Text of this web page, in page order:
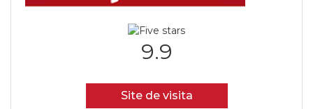
9.9
Site de visita